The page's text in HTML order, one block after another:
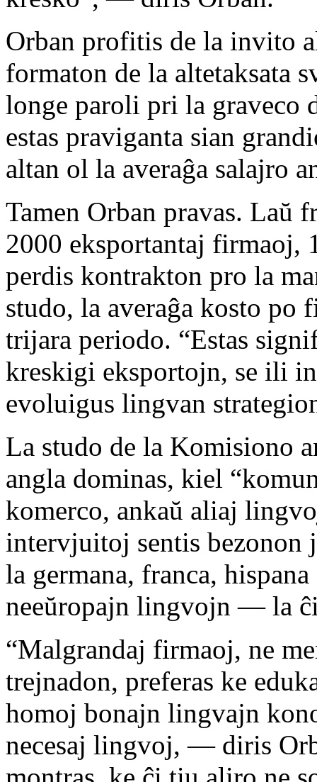
Orban profitis de la invito
formaton de la altetaksata
longe paroli pri la graveco
estas praviganta sian
altan ol la averaĝa salajro
Tamen Orban pravas. Laŭ
2000 eksportantaj
perdis kontrakton pro la
studo, la averaĝa kosto po
trijara periodo. “Estas
kreskigi eksportojn, se ili
evoluigus lingvan
La studo de la Komisiono
angla dominas, kiel
komerco, ankaŭ aliaj
intervjuitoj sentis
la germana, franca,
neeŭropajn lingvojn — la
“Malgrandaj firmaoj, ne
trejnadon, preferas ke
homoj bonajn lingvajn
necesaj lingvoj, — diris